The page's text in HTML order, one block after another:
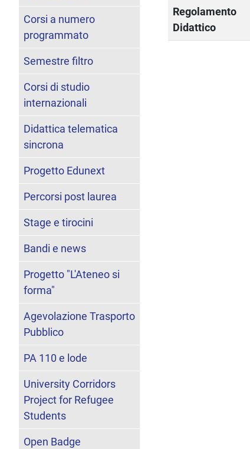
Regolamento
Didattico
Corsi a numero
programmato
Semestre filtro
Corsi di studio
internazionali
Didattica telematica
sincrona
Progetto Edunext
Percorsi post laurea
Stage e tirocini
Bandi e news
Progetto "L'Ateneo si
forma"
Agevolazione Trasporto
Pubblico
PA 110 e lode
University Corridors
Project for Refugee
Students
Open Badge